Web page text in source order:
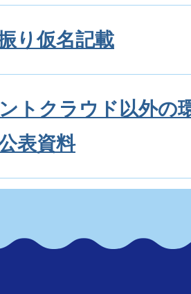
り仮名記載
トクラウド以外の
表資料